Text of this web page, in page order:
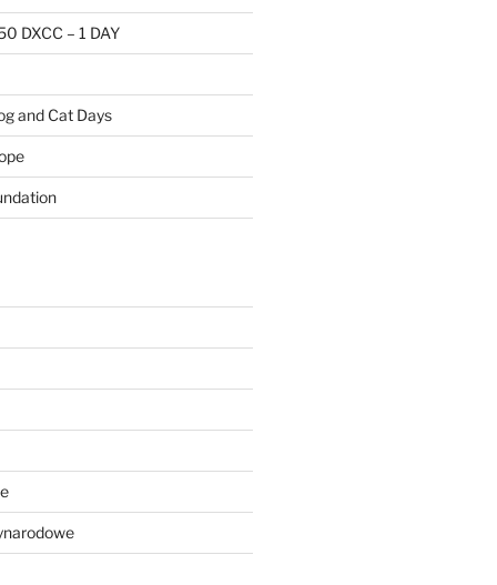
DXCC – 1 DAY
and Cat Days